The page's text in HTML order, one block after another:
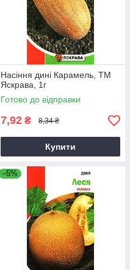
Насіння дині Карамель, ТМ
Яскрава, 1г
Готово до відправки
7,92 ₴ 8,34 ₴
Купити
–5%